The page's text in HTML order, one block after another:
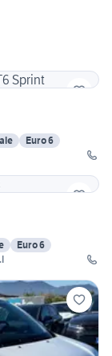
Euro 6
Euro 6